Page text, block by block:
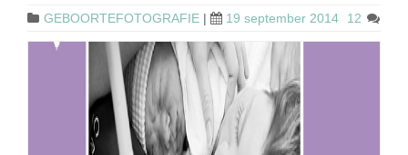
GEBOORTEFOTOGRAFIE | 19 september 2014 12